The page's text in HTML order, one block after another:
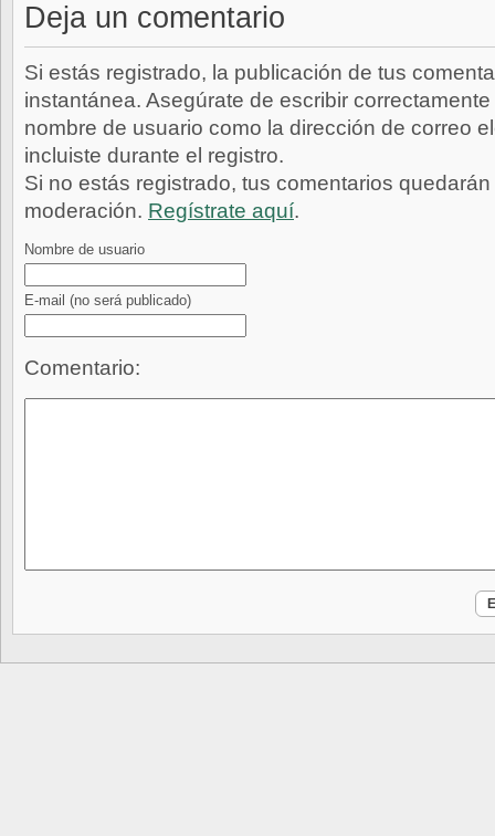
Deja un comentario
Si estás registrado, la publicación de tus
instantánea. Asegúrate de escribir
nombre de usuario como la dirección de correo
incluiste durante el registro.
Si no estás registrado, tus comentarios
moderación. Regístrate aquí.
Nombre de usuario
E-mail (no será publicado)
Comentario: